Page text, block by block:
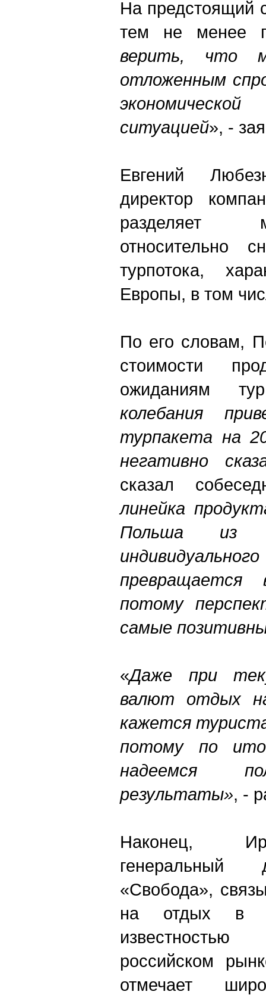
На предстоящий
тем не менее
верить, что
отложенным
ситуацией», -
Евгений
директор
разделяет
относительно
турпотока,
Европы, в том
По его словам,
стоимости
ожиданиям
колебания
турпакета на
негативно
сказал
линейка
Польша из
превращается
потому
самые
«Даже при
валют отдых
кажется
потому по
надеемся
результаты», -
Наконец,
генеральный
«Свобода»,
на отдых в
российском
отмечает